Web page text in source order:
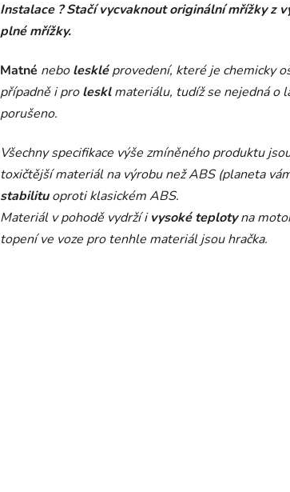
Instalace ?Stačí vycvaknout originální mřížky z
plné mřížky.
Matné neboleskléprovedení, které je chemicky
případně i prolesklmateriálu, tudíž se nejedná o
porušeno.
Všechny specifikace výše zmíněného produktu
toxičtější materiál na výrobu než ABS (planeta
stabilituoproti klasickém ABS.
Materiál v pohodě vydrží ivysoké teplotyna
topení ve voze pro tenhle materiál jsou hračka.